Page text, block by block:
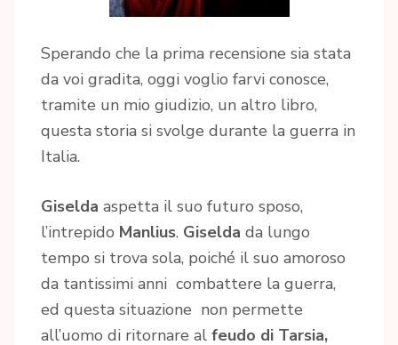
Sperando che la prima recensione sia stata
da voi gradita, oggi voglio farvi conosce,
tramite un mio giudizio, un altro libro,
questa storia si svolge durante la guerra in
Italia.
Giselda aspetta il suo futuro sposo,
l’intrepido Manlius. Giselda da lungo
tempo si trova sola, poiché il suo amoroso
da tantissimi anni combattere la guerra,
ed questa situazione non permette
all’uomo di ritornare al feudo di Tarsia,